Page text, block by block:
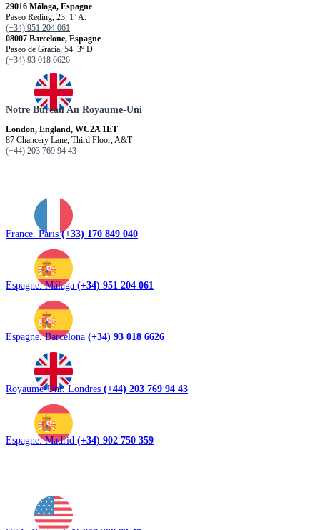
29016 Málaga, Espagne
Paseo Reding, 23. 1º A.
(+34) 951 204 061
08007 Barcelone, Espagne
Paseo de Gracia, 54. 3º D.
(+34) 93 018 6626
Notre Bureau Au Royaume-Uni
London, England, WC2A 1ET
87 Chancery Lane, Third Floor, A&T
(+44) 203 769 94 43
France. Paris(+33) 170 849 040
Espagne. Málaga (+34) 951 204 061
Espagne. Barcelona (+34) 93 018 6626
Royaume-Uni. Londres (+44) 203 769 94 43
Espagne. Madrid (+34) 902 750 359